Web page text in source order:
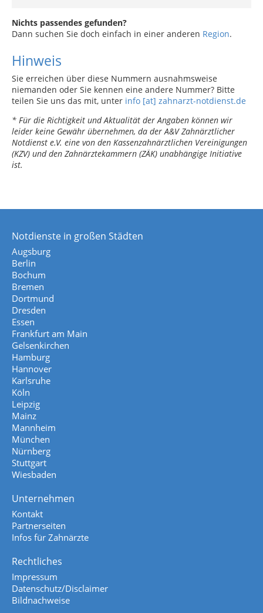
Nichts passendes gefunden?
Dann suchen Sie doch einfach in einer anderen Region.
Hinweis
Sie erreichen über diese Nummern ausnahmsweise
niemanden oder Sie kennen eine andere Nummer? Bitte
teilen Sie uns das mit, unter info [at] zahnarzt-notdienst.de
* Für die Richtigkeit und Aktualität der Angaben können wir
leider keine Gewähr übernehmen, da der A&V Zahnärztlicher
Notdienst e.V. eine von den Kassenzahnärztlichen Vereinigungen
(KZV) und den Zahnärztekammern (ZÄK) unabhängige Initiative
ist.
Notdienste in großen Städten
Augsburg
Berlin
Bochum
Bremen
Dortmund
Dresden
Essen
Frankfurt am Main
Gelsenkirchen
Hamburg
Hannover
Karlsruhe
Köln
Leipzig
Mainz
Mannheim
München
Nürnberg
Stuttgart
Wiesbaden
Unternehmen
Kontakt
Partnerseiten
Infos für Zahnärzte
Rechtliches
Impressum
Datenschutz/Disclaimer
Bildnachweise